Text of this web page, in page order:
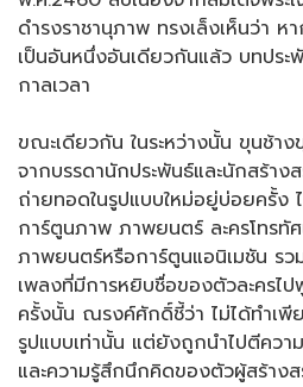
ดำรงราชานุภาพ ทรงเล็งเห็นว่า ห
เป็นอันหนึ่งอันเดียวกันแล้ว บทปร
กาลเวลา
ขณะเดียวกัน ในระหว่างนั้น ขุนช้า
จากบรรดานักประพันธ์และนักสร้าง
ถ่ายทอดในรูปแบบใหม่อยู่บ่อยครั้ง
การ์ตูนภาพ ภาพยนตร์ ละครโทรทัศ
ภาพยนตร์หรือการ์ตูนแอนิเมชัน ร
เพลงที่มีการหยิบชื่อของตัวละครไ
ครั้งนั้น ณรงค์ศักดิ์ชี้ว่า ไม่ได้ทำเพี
รูปแบบเท่านั้น แต่ยังถูกนำไปตีคว
และความรู้สึกนึกคิดของตัวผู้สร้าง